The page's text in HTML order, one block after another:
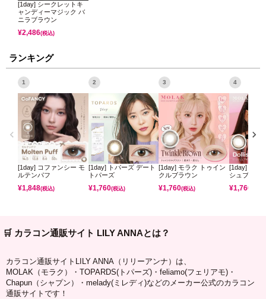
[1day] シークレットキ
ャンディーマジック バ
ニラブラウン
¥2,486(税込)
ランキング
1
[1day] コファンシー モ
ルテンパフ
¥1,848(税込)
2
[1day] トパーズ デート
トパーズ
¥1,760(税込)
3
[1day] モラク トゥイン
クルブラウン
¥1,760(税込)
4
[1day] モラ
シュブラウ
¥1,760
🛒 カラコン通販サイト LILY ANNAとは？
カラコン通販サイトLILY ANNA（リリーアンナ）は、
MOLAK（モラク）・TOPARDS(トパーズ)・feliamo(フェリアモ)・
Chapun（シャプン）・melady(ミレディ)などのメーカー公式のカラコン
通販サイトです！